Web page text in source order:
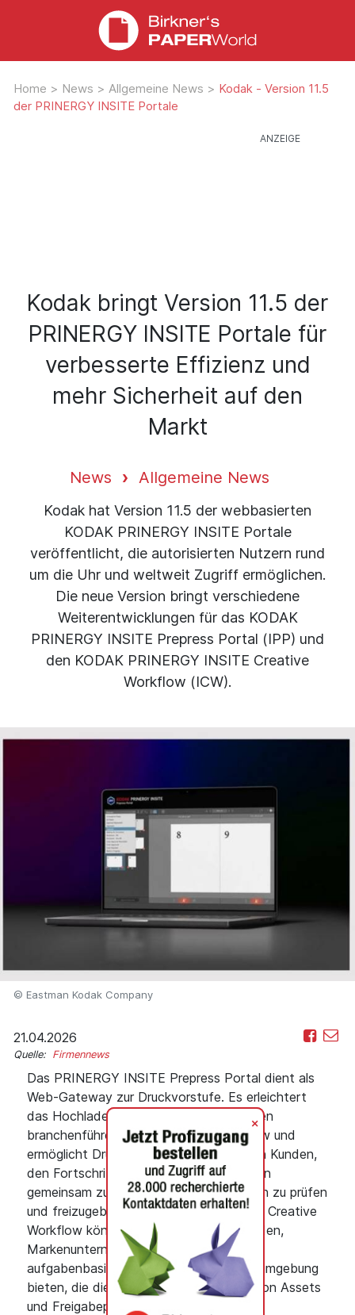
Home > News > Allgemeine News > Kodak - Version 11.5
der PRINERGY INSITE Portale
+
Kodak bringt Version 11.5 der
PRINERGY INSITE Portale für
verbesserte Effizienz und
mehr Sicherheit auf den
Markt
News Allgemeine News
Kodak hat Version 11.5 der webbasierten
KODAK PRINERGY INSITE Portale
veröffentlicht, die autorisierten Nutzern rund
um die Uhr und weltweit Zugriff ermöglichen.
Die neue Version bringt verschiedene
Weiterentwicklungen für das KODAK
PRINERGY INSITE Prepress Portal (IPP) und
den KODAK PRINERGY INSITE Creative
Workflow (ICW).
© Eastman Kodak Company
21.04.2026
Quelle: Firmennews
Das PRINERGY INSITE Prepress Portal dient als
Web-Gateway zur Druckvorstufe. Es erleichtert
das Hochladen von Kundendateien in den
branchenführenden PRINERGY Workflow und
ermöglicht Druckdienstleistern und deren Kunden,
den Fortschritt zu verfolgen, Änderungen
gemeinsam zu bearbeiten sowie Arbeiten zu prüfen
und freizugeben. Mit PRINERGY INSITE Creative
Workflow können Druckereien ihren Kunden,
Markenunternehmen und Designern eine
aufgabenbasierte, kollaborative Arbeitsumgebung
bieten, die die Gestaltung, Verwaltung von Assets
und Freigabeprozesse effizienter macht.